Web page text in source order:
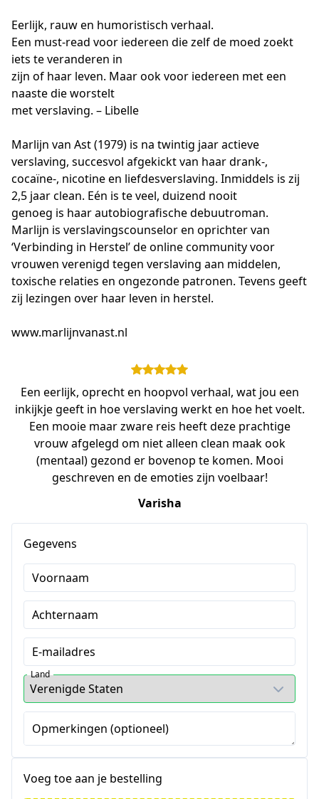
Eerlijk, rauw en humoristisch verhaal.
Een must-read voor iedereen die zelf de moed zoekt
iets te veranderen in
zijn of haar leven. Maar ook voor iedereen met een
naaste die worstelt
met verslaving. – Libelle
Marlijn van Ast (1979) is na twintig jaar actieve
verslaving, succesvol afgekickt van haar drank-,
cocaïne-, nicotine en liefdesverslaving. Inmiddels is zij
2,5 jaar clean. Eén is te veel, duizend nooit
genoeg is haar autobiografische debuutroman.
Marlijn is verslavingscounselor en oprichter van
‘Verbinding in Herstel’ de online community voor
vrouwen verenigd tegen verslaving aan middelen,
toxische relaties en ongezonde patronen. Tevens geeft
zij lezingen over haar leven in herstel.
www.marlijnvanast.nl
Een eerlijk, oprecht en hoopvol verhaal, wat jou een
inkijkje geeft in hoe verslaving werkt en hoe het voelt.
Een mooie maar zware reis heeft deze prachtige
vrouw afgelegd om niet alleen clean maak ook
(mentaal) gezond er bovenop te komen. Mooi
geschreven en de emoties zijn voelbaar!
Varisha
Gegevens
Voornaam
Achternaam
E-mailadres
Land
Opmerkingen (optioneel)
Voeg toe aan je bestelling